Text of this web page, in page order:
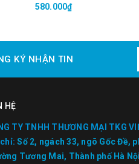
580.000₫
KÝ NHẬN TIN
HỆ
TY TNHH THƯƠNG MẠI TKG
Số 2, ngách 33, ngõ Gốc Đề,
Tương Mai, Thành phố Hà